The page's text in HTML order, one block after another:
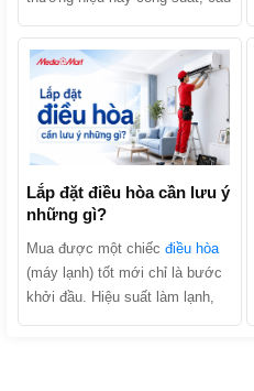
điều hòa 1 chiều hay 2 chiều?
Hai dòng máy này thực chất
khác nhau như thế nào và đâu
là lựa chọn kinh tế, phù hợp
nhất với gia đình bạn? Hãy
cùng MediaMart phân biệt chi
tiết 2 dòng sản phẩm này để tìm
ra câu trả lời nhé!
Lắp đặt điều hòa cần lưu ý
những gì?
Mua được một chiếc điều hòa
(máy lạnh) tốt mới chỉ là bước
khởi đầu. Hiệu suất làm lạnh,